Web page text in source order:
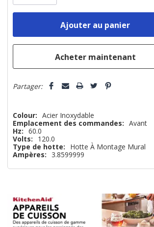
plus
Partager:
Colour: Acier Inoxydable
Emplacement des commandes: Avant
Hz: 60.0
Volts:
120.0
Type de hotte:
Hotte À Montage Mural
Ampères:
3.8599999